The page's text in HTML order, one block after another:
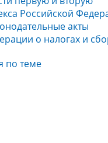
Российской
акты
о налогах и
по теме